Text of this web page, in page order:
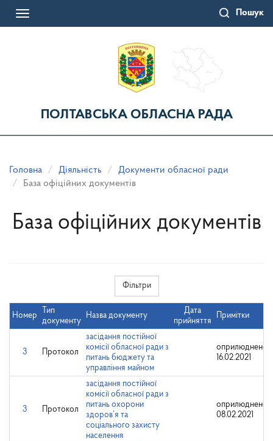
Пошук
Toggle
ПОЛТАВСЬКА ОБЛАСНА РАДА
Головна Діяльність
Документи обласної ради
База офіційних документів
База офіційних документів
Фільтри
Номер
Тип
документу
Назва документу
Дата
прийняття
Примітки
3 Протокол
засідання постійної
комісії обласної ради з
питань бюджету та
управління майном
оприлюднено:
16.02.2021
3 Протокол
засідання постійної
комісії обласної ради з
питань охорони
здоров’я та
соціального захисту
населення
оприлюднено:
08.02.2021